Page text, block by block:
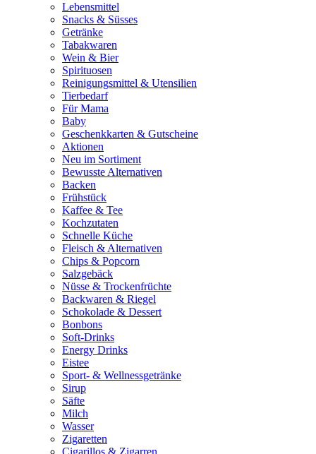
Lebensmittel
Snacks & Süsses
Getränke
Tabakwaren
Wein & Bier
Spirituosen
Reinigungsmittel & Utensilien
Tierbedarf
Für Mama
Baby
Geschenkkarten & Gutscheine
Aktionen
Neu im Sortiment
Bewusste Alternativen
Backen
Frühstück
Kaffee & Tee
Kochzutaten
Schnelle Küche
Fleisch & Alternativen
Chips & Popcorn
Salzgebäck
Nüsse & Trockenfrüchte
Backwaren & Riegel
Schokolade & Dessert
Bonbons
Soft-Drinks
Energy Drinks
Eistee
Sport- & Wellnessgetränke
Sirup
Säfte
Milch
Wasser
Zigaretten
Cigarillos & Zigarren